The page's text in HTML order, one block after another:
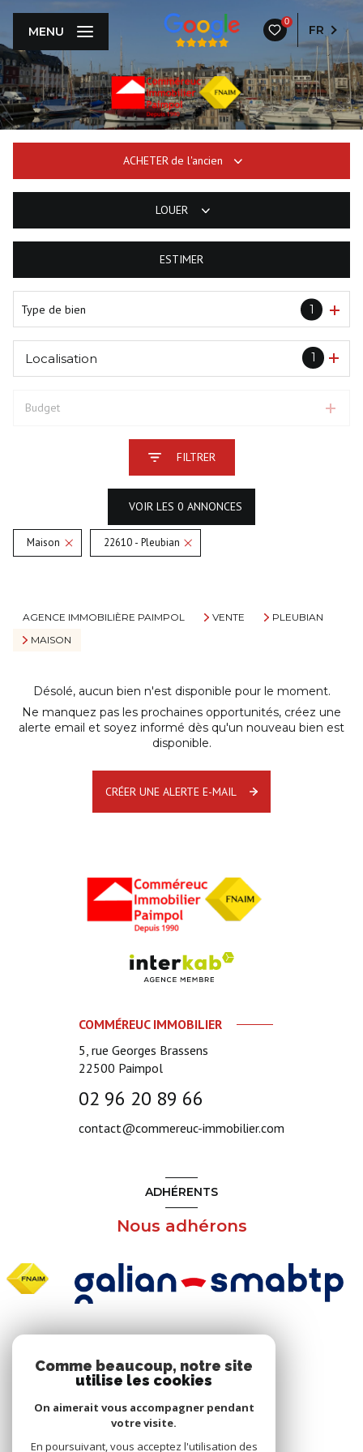
0
FR
MENU
ACHETERde l'ancien
LOUER
ESTIMER
Type de bien 1
1
Localisation
Budget
FILTRER
VOIR LES 0 ANNONCES
Maison 22610 - Pleubian
AGENCE IMMOBILIÈRE PAIMPOL VENTE
PLEUBIAN
MAISON
Désolé, aucun bien n'est disponible pour le moment.
Ne manquez pas les prochaines opportunités, créez une
alerte email et soyez informé dès qu'un nouveau bien est
disponible.
CRÉER UNE ALERTE E-MAIL
COMMÉREUC IMMOBILIER
5, rue Georges Brassens
22500 Paimpol
02 96 20 89 66
contact@commereuc-immobilier.com
ADHÉRENTS
Nous adhérons
Nous suivre
Comme beaucoup, notre site
utilise les cookies
On aimerait vous accompagner pendant
votre visite.
En poursuivant, vous acceptez l'utilisation des